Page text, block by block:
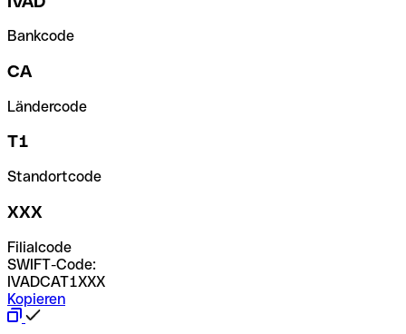
Bankcode
CA
Ländercode
T1
Standortcode
XXX
Filialcode
SWIFT-Code:
IVADCAT1XXX
Kopieren